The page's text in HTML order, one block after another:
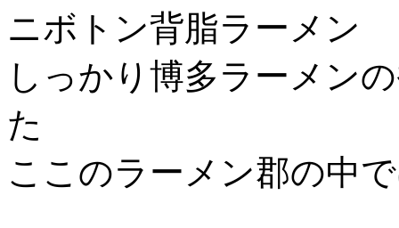
ニボトン背脂ラーメン
しっかり博多ラーメン
た
ここのラーメン郡の中